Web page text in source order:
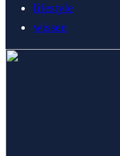
lifestyle
wissen